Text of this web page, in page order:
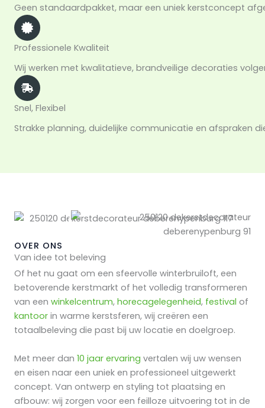
Geen standaardpakket, maar een uniek kerstconcept
Professionele Kwaliteit
Wij werken met kwalitatieve, brandveilige decoraties
Snel, Flexibel
Strakke planning, duidelijke communicatie en afspraken
OVER ONS
Van idee tot beleving
Of het nu gaat om een sfeervolle winterbruiloft, een
betoverende kerstmarkt of het volledig transformeren
van een winkelcentrum, horecagelegenheid, festival of
kantoor in warme kerstsferen, wij creëren een
totaalbeleving die past bij uw locatie en doelgroep.
Met meer dan 10 jaar ervaring vertalen wij uw wensen
en eisen naar een uniek en professioneel uitgewerkt
concept. Van ontwerp en styling tot plaatsing en
afbouw: wij zorgen voor een feilloze uitvoering tot in de